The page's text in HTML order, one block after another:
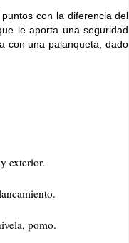
con la diferencia del
le aporta una seguridad
con una palanqueta, dado
exterior.
pomo.